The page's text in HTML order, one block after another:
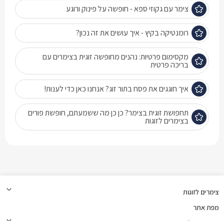
צימר עם גקוזי ספא - חופשה על פינוק ורוגע
רומנטיקה בקיץ - איך עושים את זה נכון?
מקסימום פרטיות: נהנים מחופשה זוגית בצימרים עם
בריכה פרטית
איך חוגגים את פסח בתור זוג? אנחנו כאן כדי לענות!
תחפושת זוגית בצימר? כן כן מה ששמעתם, חופשת פורים
בצימרים לזוגות
צימרים לזוגות
מפת אתר